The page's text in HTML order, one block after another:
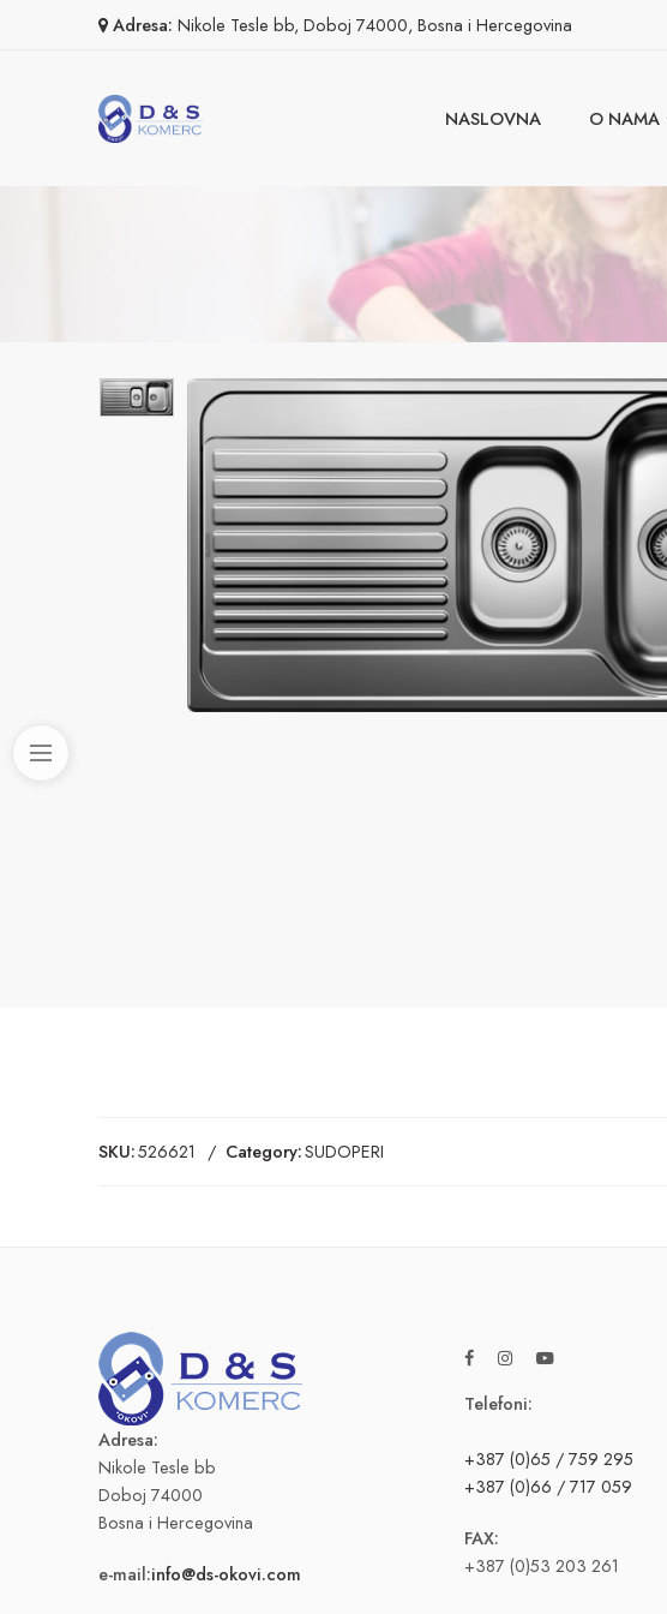
Adresa: Nikole Tesle bb, Doboj 74000, Bosna i Hercegovina
NASLOVNA O NAMA
SKU:526621 Category:SUDOPERI
Adresa:
Nikole Tesle bb
Doboj 74000
Bosna i Hercegovina
e-mail:info@ds-okovi.com
Telefoni:
+387 (0)65 / 759 295
+387 (0)66 / 717 059
FAX:
+387 (0)53 203 261